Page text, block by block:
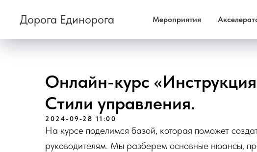
Дорога Единорога Мероприятия
Онлайн-курс
Стили управления.
2024-09-28 11:00
На курсе поделимся базой, которая поможет
руководителям. Мы разберем основные нюансы,